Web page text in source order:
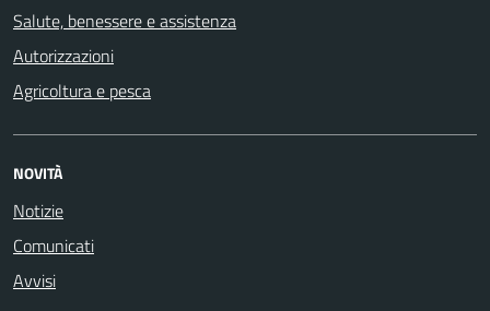
Salute, benessere e assistenza
Autorizzazioni
Agricoltura e pesca
NOVITÀ
Notizie
Comunicati
Avvisi